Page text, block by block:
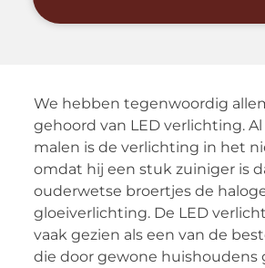
We hebben tegenwoordig
gehoord van LED verlichting.
malen is de verlichting in het
omdat hij een stuk zuiniger is
ouderwetse broertjes de
gloeiverlichting. De LED
vaak gezien als een van de
die door gewone huishoudens